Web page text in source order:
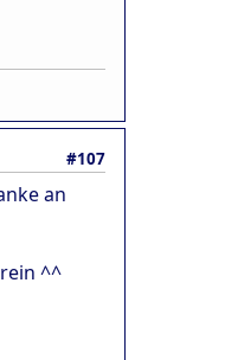
#107
an
^^